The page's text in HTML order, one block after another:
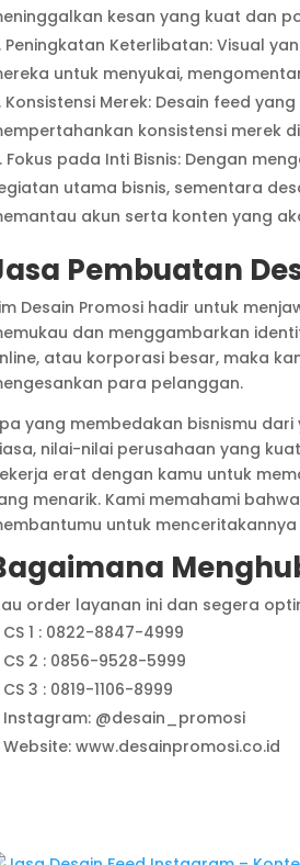
kesan yang kuat dan
Peningkatan Keterlibatan: Visual
untuk menyukai,
Konsistensi Merek: Desain feed
konsistensi merek
Fokus pada Inti Bisnis: Dengan
utama bisnis, sementara
akun serta konten yang
Pembuatan
Desain Promosi hadir untuk
dan menggambarkan
atau korporasi besar, maka
para pelanggan.
yang membedakan bisnismu
nilai-nilai perusahaan yang
erat dengan kamu untuk
menarik. Kami memahami
untuk
order layanan ini dan segera
CS 1 : 0822-8847-4999
CS 2 : 0856-9528-5999
CS 3 : 0819-1106-8999
Instagram: @desain_promosi
Website: www.desainpromosi.co.id